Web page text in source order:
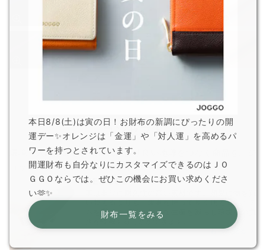
コンセプト
環境・人に配慮し、次世代により良い地球をつなぐ商品を。ジ
ョッゴのアイテムは、そんな背景から生まれました。
REDUCE
い替えるよりも、愛着を持って長く使えるアイテ
ムを選ぶことで、無駄な生産を減らし環境への負
担を軽減することができます。
もっと見る
本日8/8(土)は寅の日！お財布の新調にぴったりの開
運デー✨オレンジは「金運」や「対人運」を高めるパ
ワーを持つとされています。
開運財布も自分なりにカスタマイズできるのはＪＯ
ＧＧＯならでは。ぜひこの機会にお買い求めくださ
い🫶✨
財布一覧をみる